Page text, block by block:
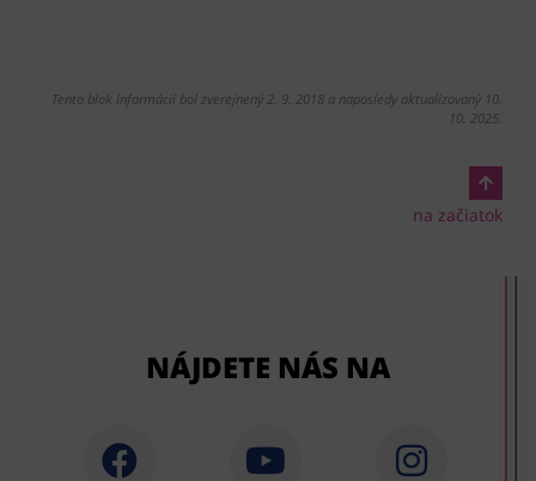
Tento blok informácií bol zverejnený 2. 9. 2018 a naposledy aktualizovaný 10.
10. 2025.
na začiatok
NÁJDETE NÁS NA